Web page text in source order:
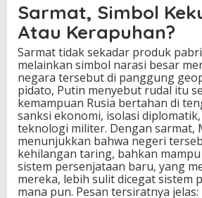
Sarmat, Simbol
Atau Kerapuhan?
Sarmat tidak sekadar produk
melainkan simbol narasi besar
negara tersebut di panggung
pidato, Putin menyebut rudal itu
kemampuan Rusia bertahan di
sanksi ekonomi, isolasi
teknologi militer. Dengan sarmat,
menunjukkan bahwa negeri
kehilangan taring, bahkan
sistem persenjataan baru, yang
mereka, lebih sulit dicegat sistem
mana pun. Pesan tersiratnya